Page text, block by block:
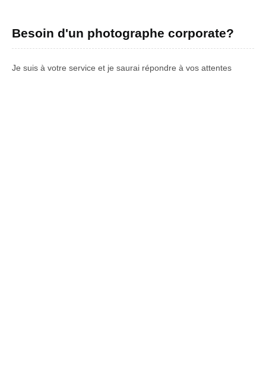
Besoin d'un photographe corporate?
Je suis à votre service et je saurai répondre à vos attentes